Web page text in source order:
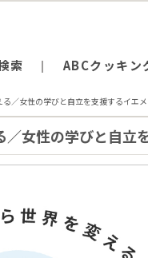
索 ABCクッキン
／女性の学びと自立を支援するイエ
／女性の学びと自